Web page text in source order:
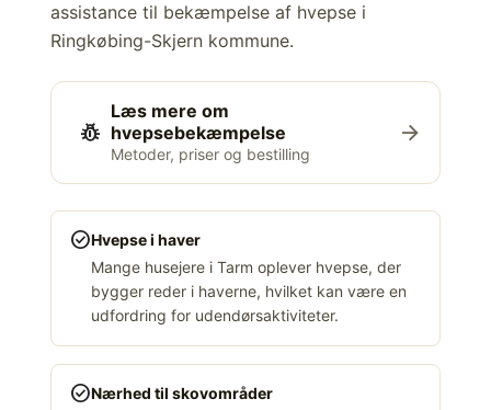
assistance til bekæmpelse af hvepse i
Ringkøbing-Skjern kommune.
pest_control
Læs mere om
hvepsebekæmpelse
Metoder, priser og bestilling
arrow_forward
check_circleHvepse i haver
Mange husejere i Tarm oplever hvepse, der
bygger reder i haverne, hvilket kan være en
udfordring for udendørsaktiviteter.
check_circleNærhed til skovområder